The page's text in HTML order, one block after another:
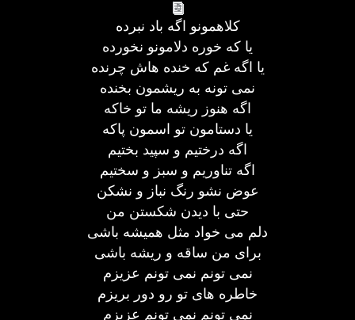
کلاهمونو اگه باد نبرده
یا که خوره دلامونو نخورده
یا اگه غم که خنده هاش چرنده
نمی تونه به ریشمون بخنده
اگه هنوز ریشه ما تو خاکه
یا دستامون تو اسمون پاکه
اگه درختیم و سپید بختیم
اگه تناوریم و سبز و سختیم
عوض نشو رنگ نباز و نشکن
حتی با دیدن شکستن من
دلم می خواد مثل همیشه باشی
برای من ساقه و ریشه باشی
نمی تونم نمی تونم عزیزم
خاطره های تو رو دور بریزم
نمی تونم نمی تونم عزیزم